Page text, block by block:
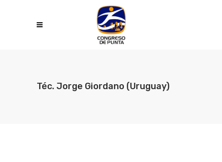
Téc. Jorge Giordano (Uruguay)